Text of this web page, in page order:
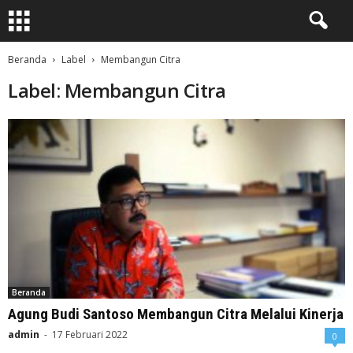
Beranda Label Membangun Citra
Label: Membangun Citra
Beranda
Agung Budi Santoso Membangun Citra Melalui Kinerja
admin - 17 Februari 2022 0